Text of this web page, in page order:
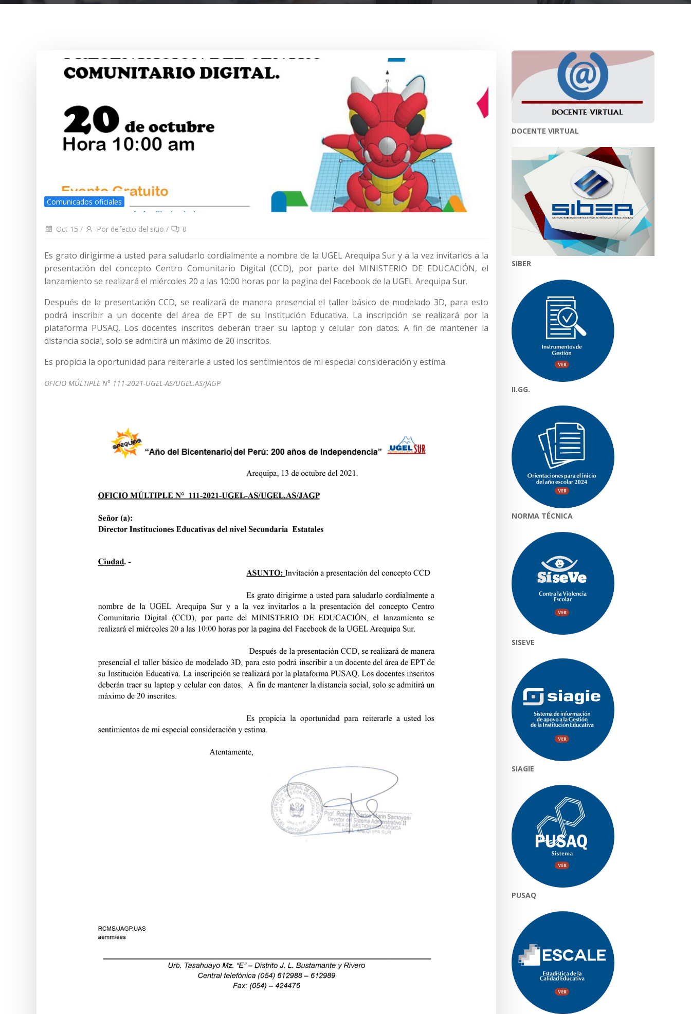
Comunicados oficiales
Oct 15 / Por defecto del sitio / 0
Es grato dirigirme a usted para saludarlo cordialmente a nombre de la UGEL Arequipa Sur y a la vez invitarlos a la
presentación del concepto Centro Comunitario Digital (CCD), por parte del MINISTERIO DE EDUCACIÓN, el
lanzamiento se realizará el miércoles 20 a las 10:00 horas por la pagina del Facebook de la UGEL Arequipa Sur.
Después de la presentación CCD, se realizará de manera presencial el taller básico de modelado 3D, para esto
podrá inscribir a un docente del área de EPT de su Institución Educativa. La inscripción se realizará por la
plataforma PUSAQ. Los docentes inscritos deberán traer su laptop y celular con datos. A fin de mantener la
distancia social, solo se admitirá un máximo de 20 inscritos.
Es propicia la oportunidad para reiterarle a usted los sentimientos de mi especial consideración y estima.
OFICIO MÚLTIPLE N° 111-2021-UGEL-AS/UGEL.AS/JAGP
DOCENTE VIRTUAL
SIBER
II.GG.
NORMA TÉCNICA
SISEVE
SIAGIE
PUSAQ